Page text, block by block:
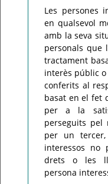
Les persones
en qualsevol
amb la seva
personals que
tractament
interès públic o
conferits al
basat en el fet
per a la
perseguits pel
per un
interessos no
drets o les
persona